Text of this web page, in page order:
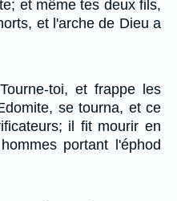
et même tes deux fils,
et l'arche de Dieu a
toi, et frappe les
se tourna, et ce
il fit mourir en
portant l'éphod